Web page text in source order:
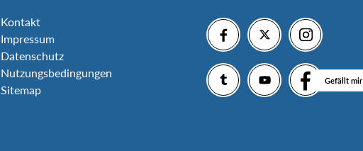
Kontakt
Impressum
Datenschutz
Nutzungsbedingungen
Sitemap
Gefällt mir